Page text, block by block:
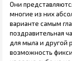
Они
многие из них
варианте самым
поздравительная
для мыла и другой
возможность